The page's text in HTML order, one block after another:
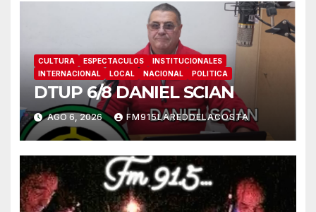
CULTURA ESPECTACULOS
INSTITUCIONALES
INTERNACIONAL
LOCAL NACIONAL POLITICA
DTUP 6/8 DANIEL SCIAN
AGO 6, 2026 FM915LAREDDELACOSTA